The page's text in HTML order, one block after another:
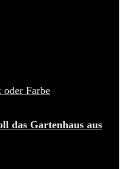
das Gartenhaus aus